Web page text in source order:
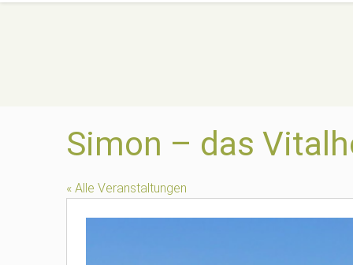
Simon – das
« Alle Veranstaltungen